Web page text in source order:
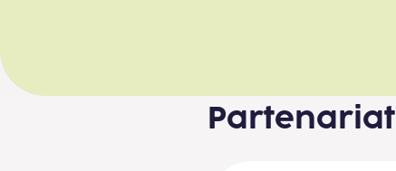
Partenariat